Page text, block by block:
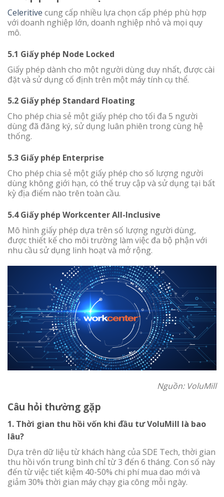
Celeritive cung cấp nhiều lựa chọn cấp phép phù hợp
với doanh nghiệp lớn, doanh nghiệp nhỏ và mọi quy
mô.
5.1 Giấy phép Node Locked
Giấy phép dành cho một người dùng duy nhất, được cài
đặt và sử dụng cố định trên một máy tính cụ thể.
5.2 Giấy phép Standard Floating
Cho phép chia sẻ một giấy phép cho tối đa 5 người
dùng đã đăng ký, sử dụng luân phiên trong cùng hệ
thống.
5.3 Giấy phép Enterprise
Cho phép chia sẻ một giấy phép cho số lượng người
dùng không giới hạn, có thể truy cập và sử dụng tại bất
kỳ địa điểm nào trên toàn cầu.
5.4 Giấy phép Workcenter All-Inclusive
Mô hình giấy phép dựa trên số lượng người dùng,
được thiết kế cho môi trường làm việc đa bộ phận với
nhu cầu sử dụng linh hoạt và mở rộng.
Nguồn: VoluMill
Câu hỏi thường gặp
1. Thời gian thu hồi vốn khi đầu tư VoluMill là bao
lâu?
Dựa trên dữ liệu từ khách hàng của SDE Tech, thời gian
thu hồi vốn trung bình chỉ từ 3 đến 6 tháng. Con số này
đến từ việc tiết kiệm 40-50% chi phí mua dao mới và
giảm 30% thời gian máy chạy gia công mỗi ngày.